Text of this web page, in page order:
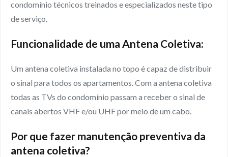
condomínio técnicos treinados e especializados neste tipo
de serviço.
Funcionalidade de uma Antena Coletiva:
Um antena coletiva instalada no topo é capaz de distribuir
o sinal para todos os apartamentos. Com a antena coletiva
todas as TVs do condomínio passam a receber o sinal de
canais abertos VHF e/ou UHF por meio de um cabo.
Por que fazer manutenção preventiva da
antena coletiva?